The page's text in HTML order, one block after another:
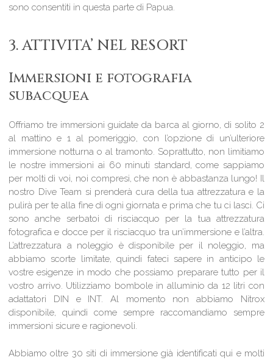
sono consentiti in questa parte di Papua.
3. ATTIVITA’ NEL RESORT
Immersioni e fotografia
subacquea
Offriamo tre immersioni guidate da barca al giorno, di solito 2
al mattino e 1 al pomeriggio, con l’opzione di un’ulteriore
immersione notturna o al tramonto. Soprattutto, non limitiamo
le nostre immersioni ai 60 minuti standard, come sappiamo
per molti di voi, noi compresi, che non è abbastanza lungo! Il
nostro Dive Team si prenderà cura della tua attrezzatura e la
pulirà per te alla fine di ogni giornata e prima che tu ci lasci. Ci
sono anche serbatoi di risciacquo per la tua attrezzatura
fotografica e docce per il risciacquo tra un’immersione e l’altra.
L’attrezzatura a noleggio è disponibile per il noleggio, ma
abbiamo scorte limitate, quindi fateci sapere in anticipo le
vostre esigenze in modo che possiamo preparare tutto per il
vostro arrivo. Utilizziamo bombole in alluminio da 12 litri con
adattatori DIN e INT. Al momento non abbiamo Nitrox
disponibile, quindi come sempre raccomandiamo sempre
immersioni sicure e ragionevoli.
Abbiamo oltre 30 siti di immersione già identificati qui e molti